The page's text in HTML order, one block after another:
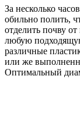
За несколько
обильно полить,
отделить почву
любую
различные
или же
Оптимальный